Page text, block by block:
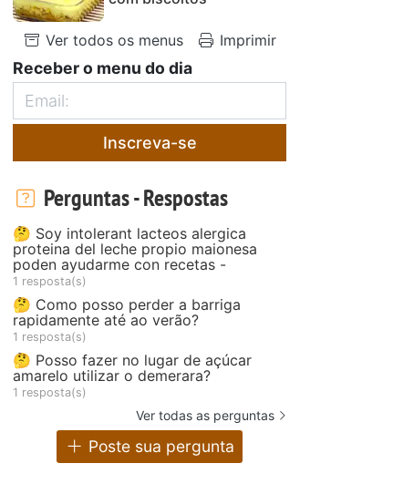
Ver todos os menus Imprimir
Receber o menu do dia
Inscreva-se
Perguntas - Respostas
🤔 Soy intolerant lacteos alergica
proteina del leche propio maionesa
poden ayudarme con recetas -
1 resposta(s)
🤔 Como posso perder a barriga
rapidamente até ao verão?
1 resposta(s)
🤔 Posso fazer no lugar de açúcar
amarelo utilizar o demerara?
1 resposta(s)
Ver todas as perguntas
Poste sua pergunta